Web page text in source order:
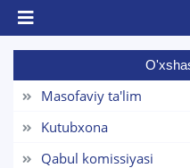
Masofaviy ta'lim
Kutubxona
Qabul komissiyasi
TDYU qabul
Assalomu alaykum! TDYU